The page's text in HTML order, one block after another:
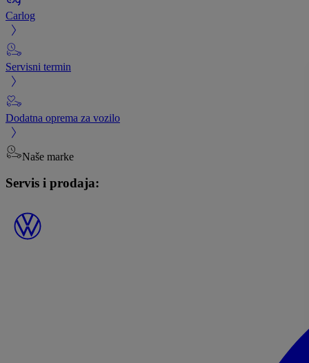
Carlog
Servisni termin
Dodatna oprema za vozilo
Naše marke
Servis i prodaja: